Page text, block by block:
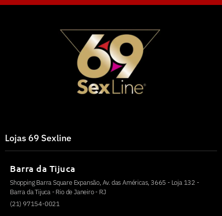
Lojas 69 Sexline
Barra da Tijuca
Shopping Barra Square Expansão, Av. das Américas, 3665 - Loja 132 -
Barra da Tijuca - Rio de Janeiro - RJ
(21) 97154-0021